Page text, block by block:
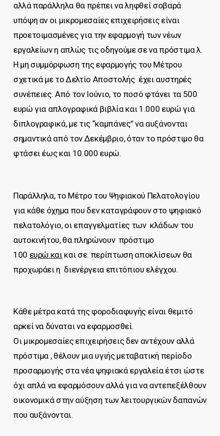
αλλά παράλληλα θα πρέπει να ληφθεί σοβαρά
υπόψη αν οι μικρομεσαίες επιχειρήσεις είναι
προετοιμασμένες για την εφαρμογή των νέων
εργαλείων η απλώς τις οδηγούμε σε να πρόστιμα λ.
Η μη συμμόρφωση της εφαρμογής του Μέτρου
σχετικά με το Δελτίο Αποστολής έχει αυστηρές
συνέπειες. Από τον Ιούνιο, το ποσό φτάνει τα 500
ευρώ για απλογραφικά βιβλία και 1.000 ευρώ για
διπλογραφικά, με τις “καμπάνες” να αυξάνονται
σημαντικά από τον Δεκέμβριο, όταν το πρόστιμο θα
φτάσει έως και 10.000 ευρώ.
Παράλληλα, το Μέτρο του Ψηφιακού Πελατολογίου
για κάθε όχημα που δεν καταγράφουν στο ψηφιακό
πελατολόγιο, οι επαγγελματίες των κλάδων του
αυτοκινήτου, θα πληρώνουν πρόστιμο
100 ευρώ.και και σε περίπτωση αποκλίσεων θα
προχωράει η διενέργεια επιτόπιου ελέγχου.
Κάθε μέτρα κατά της φοροδιαφυγής είναι θεμιτό
αρκεί να δύναται να εφαρμοσθεί.
Οι μικρομεσαίες επιχειρήσεις δεν αντέχουν αλλά
πρόστιμα , θέλουν μια υγιής μεταβατική περίοδο
προσαρμογής στα νέα ψηφιακά εργαλεία έτσι ώστε
όχι απλά να εφαρμόσουν αλλά για να αντεπεξέλθουν
οικονομικά στην αύξηση των λειτουργικών δαπανών
που αυξάνονται.